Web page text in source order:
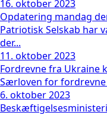
16. oktober 2023
Opdatering mandag
Patriotisk Selskab har
der...
11. oktober 2023
Fordrevne fra Ukraine
Særloven for
6. oktober 2023